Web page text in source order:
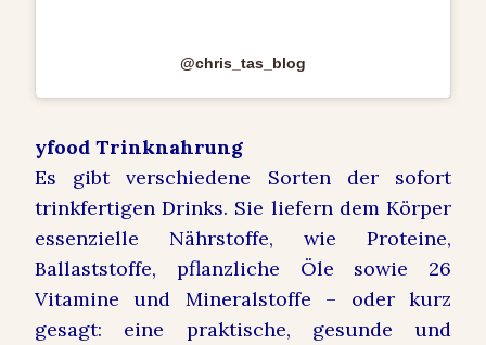
@chris_tas_blog
yfood Trinknahrung
Es gibt verschiedene Sorten der sofort
trinkfertigen Drinks. Sie liefern dem Körper
essenzielle Nährstoffe, wie Proteine,
Ballaststoffe, pflanzliche Öle sowie 26
Vitamine und Mineralstoffe – oder kurz
gesagt: eine praktische, gesunde und